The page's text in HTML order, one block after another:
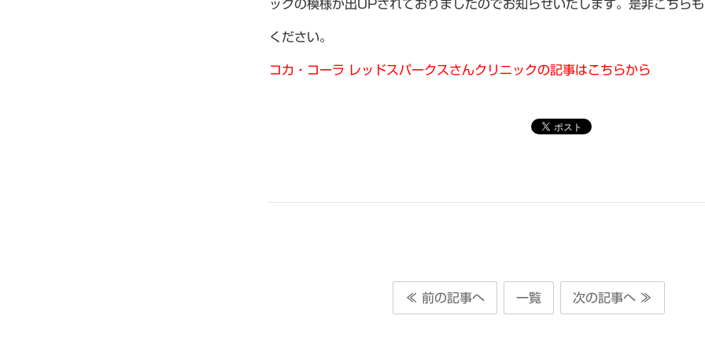
ックの模様が出UPされておりましたのでお知らせいたします。是非こちら
ください。
コカ・コーラ レッドスパークスさんクリニックの記事はこちらから
≪ 前の記事へ 一覧 次の記事へ ≫